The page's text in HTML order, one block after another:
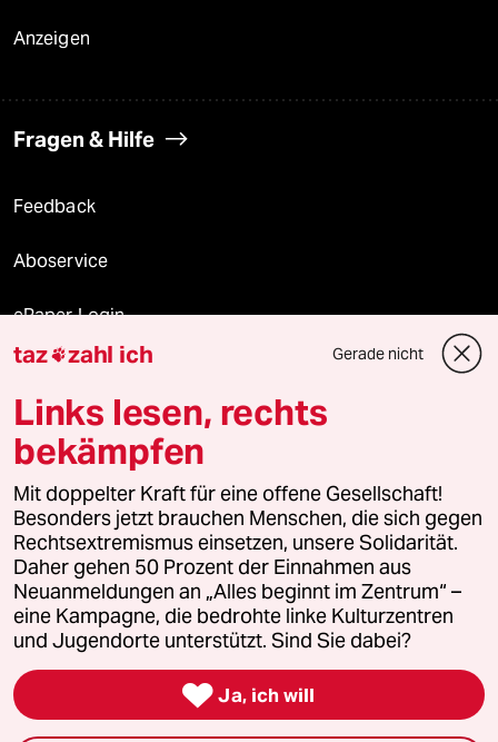
Anzeigen
Fragen & Hilfe
Feedback
Aboservice
ePaper Login
Downloads für Abonnierende
© 2026 taz Verlags und Vertriebs GmbH
Alle Rechte vorbehalten. Bei rechtlichen Fragen oder für Genehmigungen
wenden Sie sich bitte an lizenzen@taz.de
Feedback Redaktionsstatut Kommune-Richtlinien
Leitlinie Informant Datenschutz Impressum AGB
Seitenwende Einwilligungen widerrufen (Ads)
taz zahl ich Gerade nicht
Links lesen, rechts
bekämpfen
Mit doppelter Kraft für eine offene Gesellschaft!
Besonders jetzt brauchen Menschen, die sich gegen
Rechtsextremismus einsetzen, unsere Solidarität.
Daher gehen 50 Prozent der Einnahmen aus
Neuanmeldungen an „Alles beginnt im Zentrum“ –
eine Kampagne, die bedrohte linke Kulturzentren
und Jugendorte unterstützt. Sind Sie dabei?
 Ja, ich will